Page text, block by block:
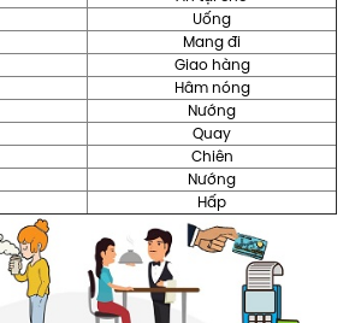
Uống
Mang đi
Giao hàng
Hâm nóng
Nướng
Quay
Chiên
Nướng
Hấp